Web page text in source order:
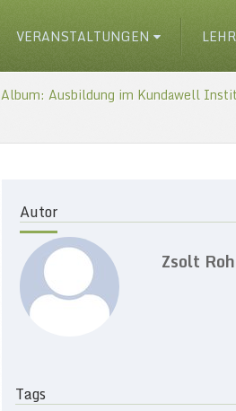
VERANSTALTUNGEN
Album: Ausbildung im Kundawell
Autor
Zsolt
Tags